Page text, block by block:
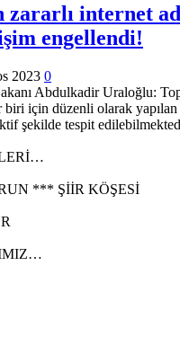
zararlı internet
engellendi!
2023 0
Abdulkadir Uraloğlu:
için düzenli olarak yapılan
şekilde tespit
*** ŞİİR KÖŞESİ